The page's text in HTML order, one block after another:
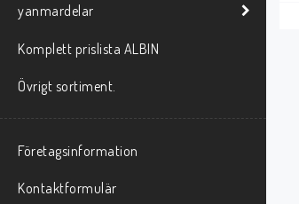
yanmardelar
Komplett prislista ALBIN
Övrigt sortiment.
Företagsinformation
Kontaktformulär